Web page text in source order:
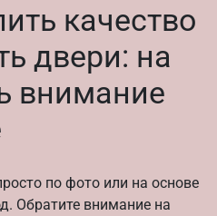
качество
двери: на
внимание
по фото или на основе
Обратите внимание на